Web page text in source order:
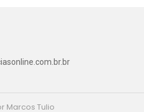
Marcos Tulio